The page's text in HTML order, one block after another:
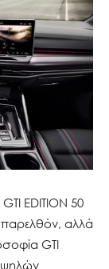
EDITION 50
παρελθόν, αλλά
GTI